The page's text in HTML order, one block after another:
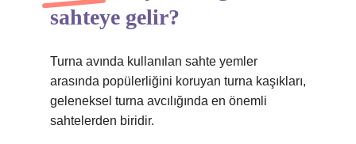
sahteye gelir?
Turna avında kullanılan sahte yemler
arasında popülerliğini koruyan turna kaşıkları,
geleneksel turna avcılığında en önemli
sahtelerden biridir.